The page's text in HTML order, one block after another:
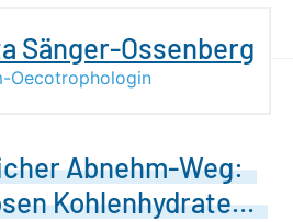
Sänger-Ossenberg
Oecotrophologin
Abnehm-Weg:
Kohlenhydrate…